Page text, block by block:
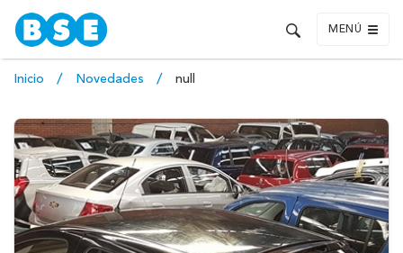
MENÚ
Inicio Novedades null